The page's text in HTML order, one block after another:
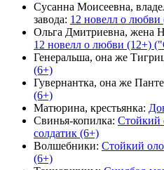
Сусанна Моисеевна,
завода: 12 новелл о
Ольга Дмитриевна, жена
12 новелл о любви (12+)
Генеральша, она же
(6+)
Гувернантка, она же
(6+)
Матюрина, крестьянка:
Свинья-копилка: Стойкий
солдатик (6+)
Волшебники: Стойкий
(6+)